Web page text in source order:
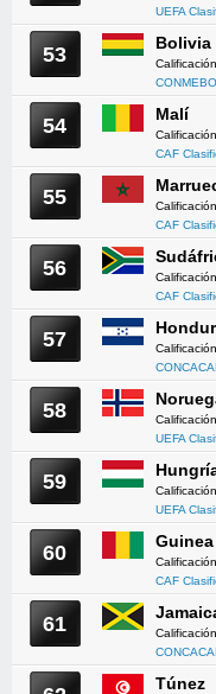
UEFA
53 Bolivia
54 Malí
CAF
55
CAF
56
CAF
57
58
UEFA
59
UEFA
60 Guinea
CAF
61
Túnez